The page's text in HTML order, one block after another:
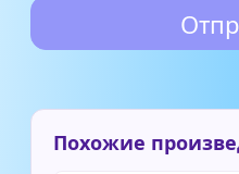
Похожие